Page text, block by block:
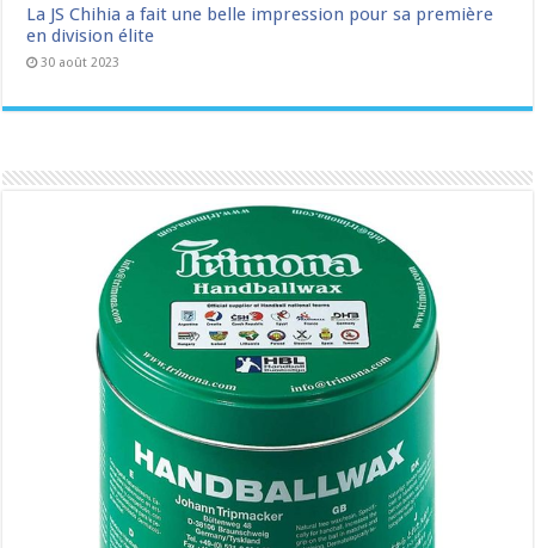
La JS Chihia a fait une belle impression pour sa première
en division élite
30 août 2023